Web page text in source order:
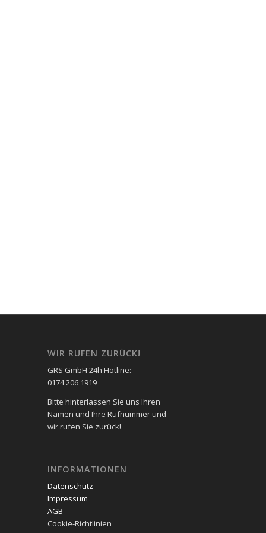
WIR RUFEN ZURÜCK!
GRS GmbH 24h Hotline:
0174 206 1919
Bitte hinterlassen Sie uns Ihren
Namen und Ihre Rufnummer und
wir rufen Sie zurück!
INFORMATIONEN
Datenschutz
Impressum
AGB
Cookie-Richtlinien